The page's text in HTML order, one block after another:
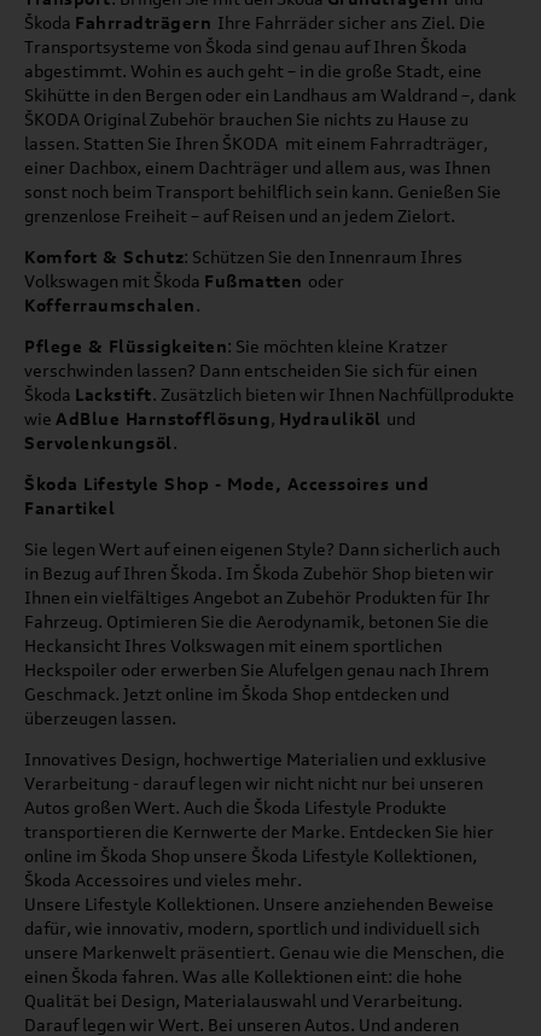
Škoda Fahrradträgern Ihre Fahrräder sicher ans Ziel. Die
Transportsysteme von Škoda sind genau auf Ihren Škoda
abgestimmt. Wohin es auch geht – in die große Stadt, eine
Skihütte in den Bergen oder ein Landhaus am Waldrand –, dank
ŠKODA Original Zubehör brauchen Sie nichts zu Hause zu
lassen. Statten Sie Ihren ŠKODA mit einem Fahrradträger,
einer Dachbox, einem Dachträger und allem aus, was Ihnen
sonst noch beim Transport behilflich sein kann. Genießen Sie
grenzenlose Freiheit – auf Reisen und an jedem Zielort.
Komfort & Schutz: Schützen Sie den Innenraum Ihres
Volkswagen mit Škoda Fußmatten oder
Kofferraumschalen.
Pflege & Flüssigkeiten: Sie möchten kleine Kratzer
verschwinden lassen? Dann entscheiden Sie sich für einen
Škoda Lackstift. Zusätzlich bieten wir Ihnen Nachfüllprodukte
wie AdBlue Harnstofflösung, Hydrauliköl und
Servolenkungsöl.
Škoda Lifestyle Shop - Mode, Accessoires und
Fanartikel
Sie legen Wert auf einen eigenen Style? Dann sicherlich auch
in Bezug auf Ihren Škoda. Im Škoda Zubehör Shop bieten wir
Ihnen ein vielfältiges Angebot an Zubehör Produkten für Ihr
Fahrzeug. Optimieren Sie die Aerodynamik, betonen Sie die
Heckansicht Ihres Volkswagen mit einem sportlichen
Heckspoiler oder erwerben Sie Alufelgen genau nach Ihrem
Geschmack. Jetzt online im Škoda Shop entdecken und
überzeugen lassen.
Innovatives Design, hochwertige Materialien und exklusive
Verarbeitung - darauf legen wir nicht nicht nur bei unseren
Autos großen Wert. Auch die Škoda Lifestyle Produkte
transportieren die Kernwerte der Marke. Entdecken Sie hier
online im Škoda Shop unsere Škoda Lifestyle Kollektionen,
Škoda Accessoires und vieles mehr.
Unsere Lifestyle Kollektionen. Unsere anziehenden Beweise
dafür, wie innovativ, modern, sportlich und individuell sich
unsere Markenwelt präsentiert. Genau wie die Menschen, die
einen Škoda fahren. Was alle Kollektionen eint: die hohe
Qualität bei Design, Materialauswahl und Verarbeitung.
Darauf legen wir Wert. Bei unseren Autos. Und anderen